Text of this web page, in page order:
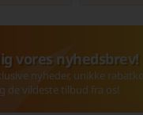
vores nyhedsbrev!
nyheder, unikke
de vildeste tilbud fra os!